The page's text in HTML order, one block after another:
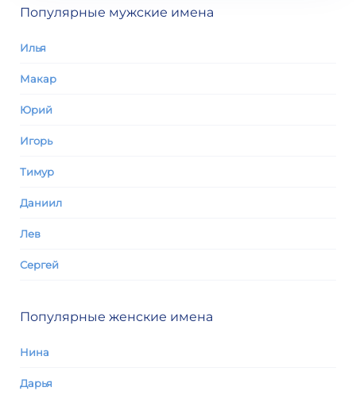
Популярные мужские имена
Илья
Макар
Юрий
Игорь
Тимур
Даниил
Лев
Сергей
Популярные женские имена
Нина
Дарья